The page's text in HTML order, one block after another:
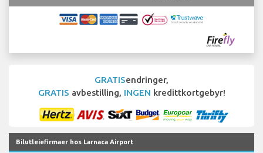
GRATISendringer,
GRATIS avbestilling, INGEN kredittkortgebyr!
Bilutleiefirmaer hos Larnaca Airport